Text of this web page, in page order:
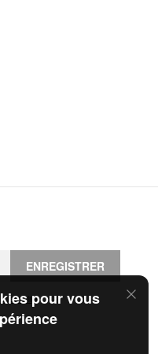
pour vous
ENREGISTRER
.